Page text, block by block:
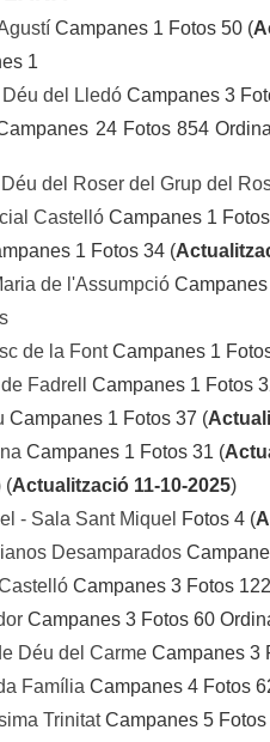
Campanes 1 Fotos 50 (
1
del Lledó Campanes 3
24 Fotos 854
del Roser del Grup del
Castelló Campanes 1
1 Fotos 34 (
de l'Assumpció
de la FontCampanes 1
Fadrell
Campanes 1 Fotos
Campanes 1 Fotos 37 (
Campanes 1 Fotos 31 (
(Actualització 11-10-2025)
- Sala Sant Miquel Fotos 4 (
Desamparados
Campanes 3 Fotos
Campanes 3 Fotos 60
Déu del Carme Campanes 3
Família Campanes 4 Fotos
TrinitatCampanes 5 Fotos